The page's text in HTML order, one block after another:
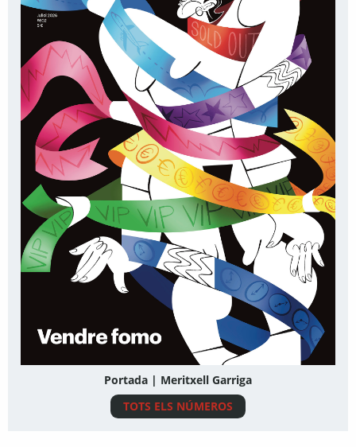
Portada | Meritxell Garriga
TOTS ELS NÚMEROS